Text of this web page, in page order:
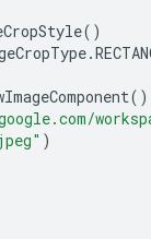
()
.
()
)